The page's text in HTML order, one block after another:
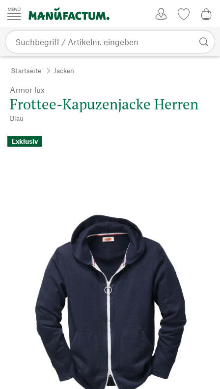
Zum Inhalt springen
Startseite Jacken
Armor lux
Frottee-Kapuzenjacke Herren
Blau
Exklusiv